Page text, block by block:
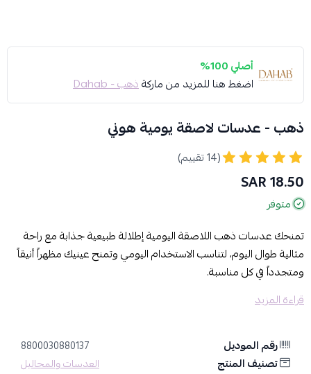
أصلي 100%
اضغط هنا للمزيد من ماركةذهب - Dahab
ذهب - عدسات لاصقة يومية هوني
(14 تقييم)
18.50 SAR
متوفر
تمنحك عدسات ذهب اللاصقة اليومية إطلالة طبيعية جذابة مع راحة
مثالية طوال اليوم، لتناسب الاستخدام اليومي وتمنح عينيك مظهراً أنيقاً
ومتجدداً في كل مناسبة.
المميزات والفوائد:
تصميم طبيعي يعزز جمال العين بشكل ناعم وجذاب
راحة عالية تناسب الارتداء اليومي حتى 8 ساعات
قراءة المزيد
رقم الموديل 8800030880137
تصنيف المنتج العدسات والمحاليل